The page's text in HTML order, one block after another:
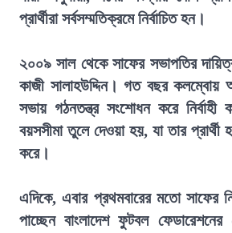
প্রার্থীরা সর্বসম্মতিক্রমে নির্বাচিত হন।
২০০৯ সাল থেকে সাফের সভাপতির
কাজী সালাহউদ্দিন। গত বছর কলম্বোয়
সভায় গঠনতন্ত্র সংশোধন করে নির্বাহী
বয়সসীমা তুলে দেওয়া হয়, যা তার
করে।
এদিকে, এবার প্রথমবারের মতো সাফের
পাচ্ছেন বাংলাদেশ ফুটবল